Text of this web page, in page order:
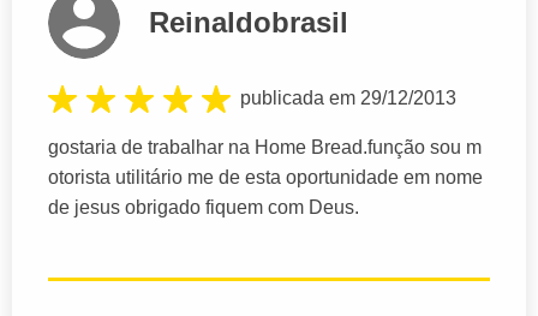
Reinaldobrasil
publicada em 29/12/2013
gostaria de trabalhar na Home Bread.função sou m
otorista utilitário me de esta oportunidade em nome
de jesus obrigado fiquem com Deus.